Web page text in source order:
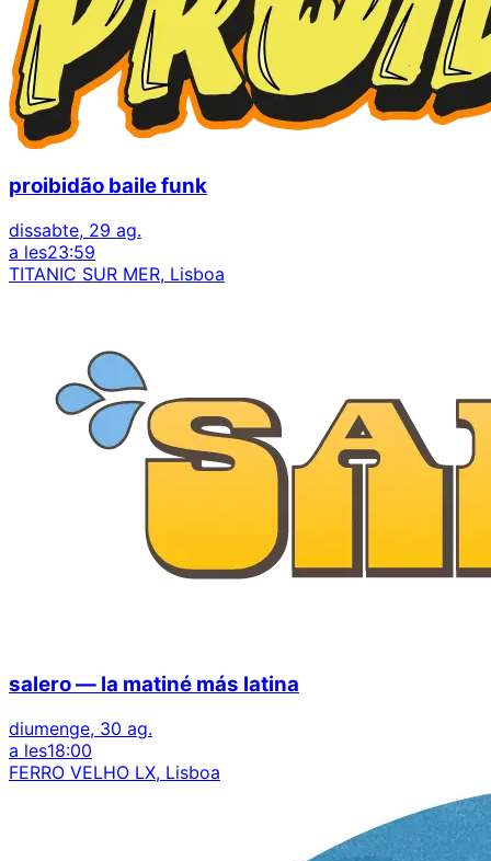
proibidão baile funk
dissabte, 29 ag.
a les23:59
TITANIC SUR MER, Lisboa
salero — la matiné más latina
diumenge, 30 ag.
a les18:00
FERRO VELHO LX, Lisboa